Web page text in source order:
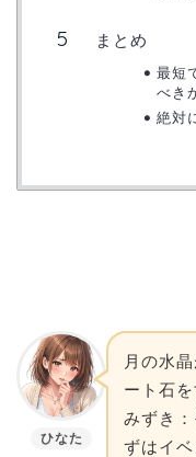
まとめ
最短
べき
絶対
ひなた
月の水
ート石
みずき
ずはイ